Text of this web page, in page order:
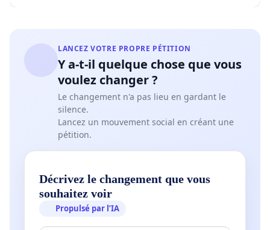
LANCEZ VOTRE PROPRE PÉTITION
Y a-t-il quelque chose que vous
voulez changer ?
Le changement n'a pas lieu en gardant le
silence.
Lancez un mouvement social en créant une
pétition.
Décrivez le changement que vous
souhaitez voir
Propulsé par l’IA